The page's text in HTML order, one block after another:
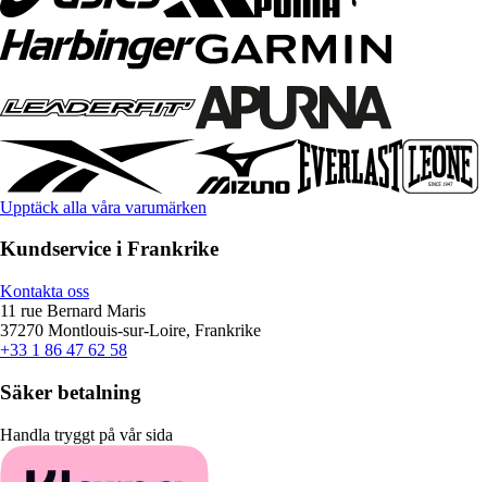
Upptäck alla våra varumärken
Kundservice i Frankrike
Kontakta oss
11 rue Bernard Maris
37270 Montlouis-sur-Loire, Frankrike
+33 1 86 47 62 58
Säker betalning
Handla tryggt på vår sida